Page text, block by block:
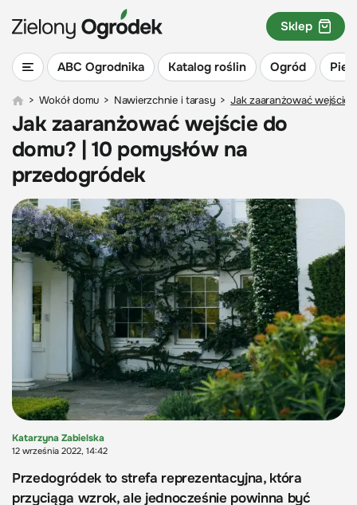
ABC Ogrodnika Katalog roślin Ogród
Sklep
> Wokół domu > Nawierzchnie i tarasy > Jak zaaranżować wejście
Jak zaaranżować wejście do
domu? | 10 pomysłów na
przedogródek
Katarzyna Zabielska
12 września 2022, 14:42
Przedogródek to strefa reprezentacyjna, która
przyciąga wzrok, ale jednocześnie powinna być